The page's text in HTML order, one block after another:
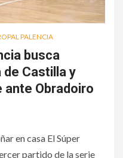
PALENCIA
busca
de Castilla y
ante Obradoiro
en casa El Súper
partido de la serie